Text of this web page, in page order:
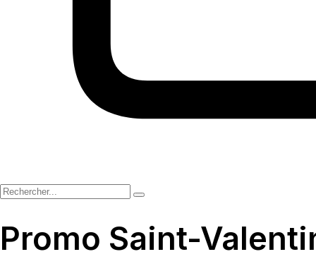
Promo Saint-